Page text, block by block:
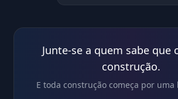
Junte-se a quem sabe que
construção.
E toda construção começa por uma